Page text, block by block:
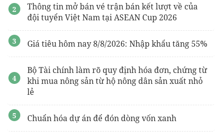
Thông tin mở bán vé trận bán kết lượt về của
đội tuyển Việt Nam tại ASEAN Cup 2026
Giá tiêu hôm nay 8/8/2026: Nhập khẩu tăng 55%
Bộ Tài chính làm rõ quy định hóa đơn, chứng từ
khi mua nông sản từ hộ nông dân sản xuất nhỏ
lẻ
Chuẩn hóa dự án để đón dòng vốn xanh